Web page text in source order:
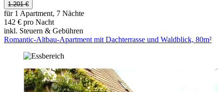
1.201 €
für 1 Apartment, 7 Nächte
142 € pro Nacht
inkl. Steuern & Gebühren
Romantic-Altbau-Apartment mit Dachterrasse und Waldblick, 80m²